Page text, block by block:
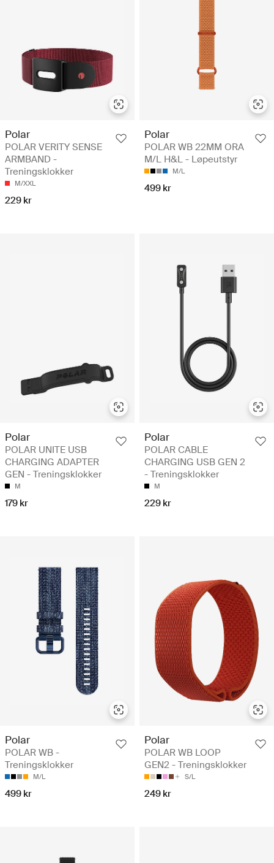
Polar
POLAR VERITY SENSE
ARMBAND -
Treningsklokker
M/XXL
229 kr
Polar
POLAR WB 22MM ORA
M/L H&L - Løpeutstyr
M/L
499 kr
Polar
POLAR UNITE USB
CHARGING ADAPTER
GEN - Treningsklokker
M
179 kr
Polar
POLAR CABLE
CHARGING USB GEN 2
- Treningsklokker
M
229 kr
Polar
POLAR WB -
Treningsklokker
M/L
499 kr
Polar
POLAR WB LOOP
GEN2 - Treningsklokker
S/L
249 kr